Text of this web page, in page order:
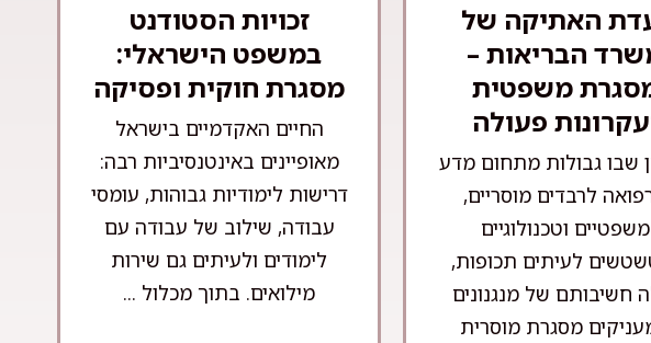
האתיקה של
הבריאות –
משפטית
פעולה
שבו גבולות מתחום מדע
לרבדים מוסריים,
משפטיים וטכנולוגיים
לעיתים תכופות,
חשיבותם של מנגנונים
מסגרת מוסרית
זכויות הסטודנט
במשפט הישראלי:
מסגרת חוקית ופסיקה
החיים האקדמיים בישראל
מאופיינים באינטנסיביות רבה:
דרישות לימודיות גבוהות, עומסי
עבודה, שילוב של עבודה עם
לימודים ולעיתים גם שירות
מילואים. בתוך מכלול ...